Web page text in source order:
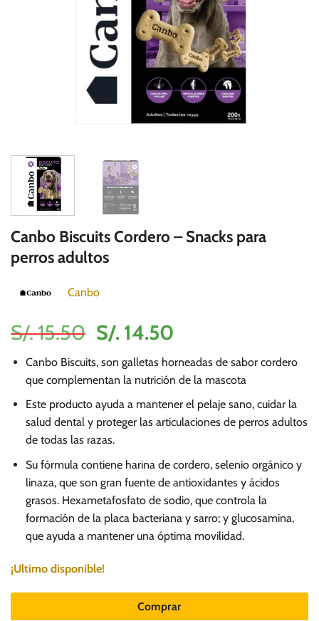
Canbo Biscuits Cordero – Snacks para
perros adultos
Canbo
S/.15.50 El
precio
original
era:
S/.
15.50.
S/. 14.50El
precio
actual
es:
S/.
14.50.
Canbo Biscuits, son galletas horneadas de sabor cordero
que complementan la nutrición de la mascota
Este producto ayuda a mantener el pelaje sano, cuidar la
salud dental y proteger las articulaciones de perros adultos
de todas las razas.
Su fórmula contiene harina de cordero, selenio orgánico y
linaza, que son gran fuente de antioxidantes y ácidos
grasos. Hexametafosfato de sodio, que controla la
formación de la placa bacteriana y sarro; y glucosamina,
que ayuda a mantener una óptima movilidad.
¡Ultimo disponible!
Comprar